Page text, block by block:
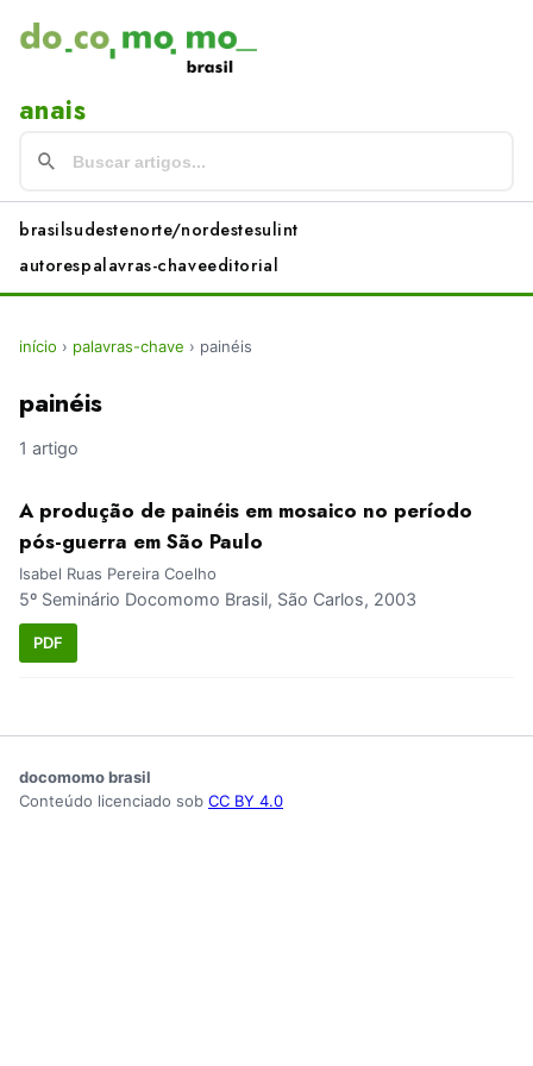
anais
brasilsudestenorte/nordestesulint
autorespalavras-chaveeditorial
início › palavras-chave › painéis
painéis
1 artigo
A produção de painéis em mosaico no período
pós-guerra em São Paulo
Isabel Ruas Pereira Coelho
5º Seminário Docomomo Brasil, São Carlos, 2003
PDF
docomomo brasil
Conteúdo licenciado sob CC BY 4.0